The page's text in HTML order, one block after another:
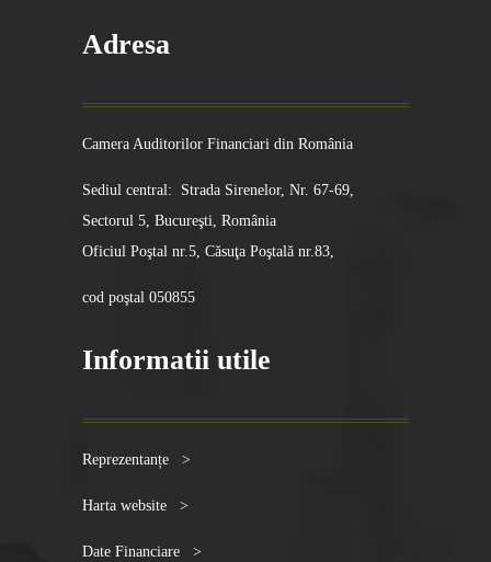
Adresa
Camera Auditorilor Financiari din România
Sediul central: Strada Sirenelor, Nr. 67-69,
Sectorul 5, Bucureşti, România
Oficiul Poştal nr.5, Căsuţa Poştală nr.83,
cod poştal 050855
Informatii utile
Reprezentanțe >
Harta website >
Date Financiare >